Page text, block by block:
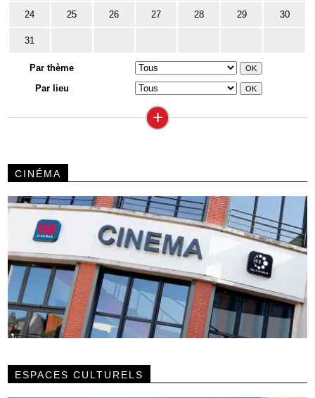
24 25 26 27 28 29 30
31
Par thème
Par lieu
+
CINÉMA
ESPACES CULTURELS